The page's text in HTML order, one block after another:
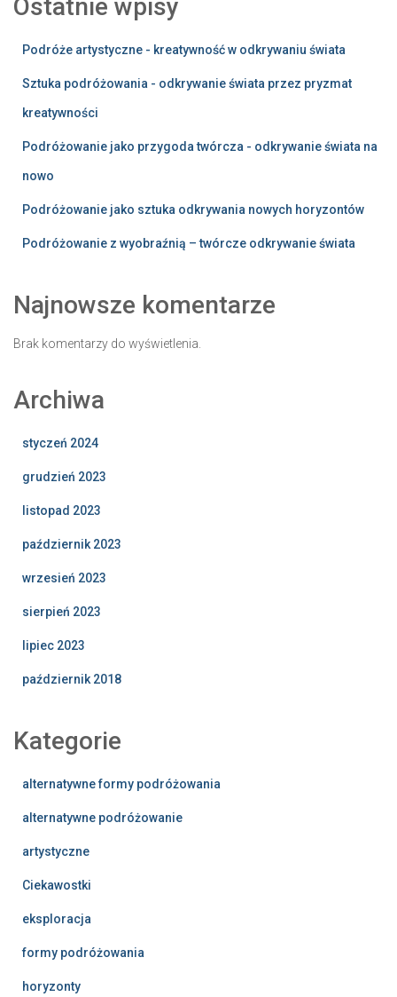
Ostatnie wpisy
Podróże artystyczne - kreatywność w odkrywaniu świata
Sztuka podróżowania - odkrywanie świata przez pryzmat
kreatywności
Podróżowanie jako przygoda twórcza - odkrywanie świata na
nowo
Podróżowanie jako sztuka odkrywania nowych horyzontów
Podróżowanie z wyobraźnią – twórcze odkrywanie świata
Najnowsze komentarze
Brak komentarzy do wyświetlenia.
Archiwa
styczeń 2024
grudzień 2023
listopad 2023
październik 2023
wrzesień 2023
sierpień 2023
lipiec 2023
październik 2018
Kategorie
alternatywne formy podróżowania
alternatywne podróżowanie
artystyczne
Ciekawostki
eksploracja
formy podróżowania
horyzonty